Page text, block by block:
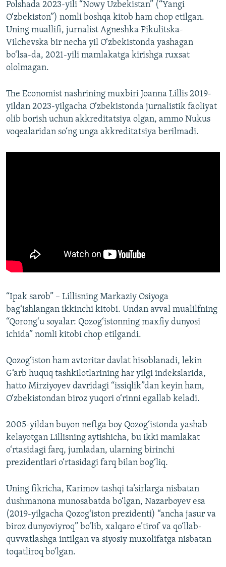
Polshada 2023-yili “Nowy Uzbekistan” (“Yangi
O‘zbekiston”) nomli boshqa kitob ham chop etilgan.
Uning muallifi, jurnalist Agneshka Pikulitska-
Vilchevska bir necha yil O‘zbekistonda yashagan
bo‘lsa-da, 2021-yili mamlakatga kirishga ruxsat
ololmagan.
The Economist nashrining muxbiri Joanna Lillis 2019-
yildan 2023-yilgacha O‘zbekistonda jurnalistik faoliyat
olib borish uchun akkreditatsiya olgan, ammo Nukus
voqealaridan so‘ng unga akkreditatsiya berilmadi.
“Ipak sarob” – Lillisning Markaziy Osiyoga
bag‘ishlangan ikkinchi kitobi. Undan avval mualilfning
“Qorong‘u soyalar: Qozog‘istonning maxfiy dunyosi
ichida” nomli kitobi chop etilgandi.
Qozog‘iston ham avtoritar davlat hisoblanadi, lekin
G‘arb huquq tashkilotlarining har yilgi indekslarida,
hatto Mirziyoyev davridagi “issiqlik”dan keyin ham,
O‘zbekistondan biroz yuqori o‘rinni egallab keladi.
2005-yildan buyon neftga boy Qozog‘istonda yashab
kelayotgan Lillisning aytishicha, bu ikki mamlakat
o‘rtasidagi farq, jumladan, ularning birinchi
prezidentlari o‘rtasidagi farq bilan bog‘liq.
Uning fikricha, Karimov tashqi ta’sirlarga nisbatan
dushmanona munosabatda bo‘lgan, Nazarboyev esa
(2019-yilgacha Qozog‘iston prezidenti) “ancha jasur va
biroz dunyoviyroq” bo‘lib, xalqaro e’tirof va qo‘llab-
quvvatlashga intilgan va siyosiy muxolifatga nisbatan
toqatliroq bo‘lgan.